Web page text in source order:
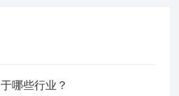
哪些行业？